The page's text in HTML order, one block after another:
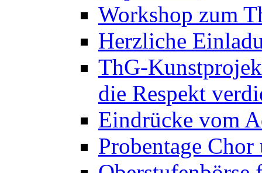
Workshop zum
Herzliche
ThG-
die Respekt
Eindrücke vom
Probentage